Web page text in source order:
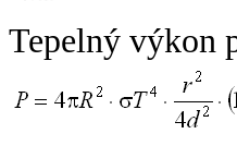
Tepelný výkon